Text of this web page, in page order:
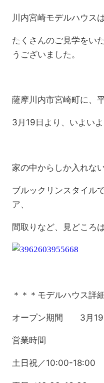
川内宮崎モデルハウス
たくさんのご見学をい
うございました。
薩摩川内市宮崎町に、
3月19日より、いよいよ
家の中からしか入れな
ブルックリンスタイル
ア、
間取りなど、見どころ
＊＊＊モデルハウス詳
オープン期間 3月19
営業時間
土日祝／10:00-18:00